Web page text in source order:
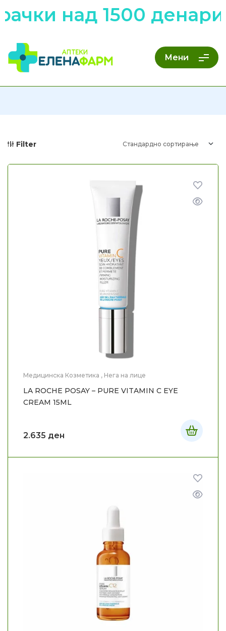
над 1500 денари
Мени
Filter
Медицинска Козметика , Нега на лице
LA ROCHE POSAY – PURE VITAMIN C EYE
CREAM 15ML
2.635 ден